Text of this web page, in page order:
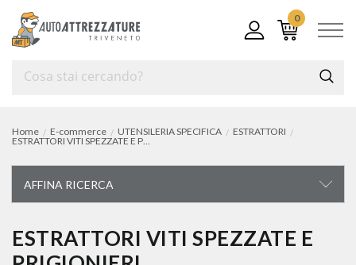
0
Home E-commerce UTENSILERIA SPECIFICA
ESTRATTORI
ESTRATTORI VITI SPEZZATE E PRIGIONIERI
AFFINA RICERCA
UTENSILERIA SPECIFICA
ESTRATTORI VITI SPEZZATE E